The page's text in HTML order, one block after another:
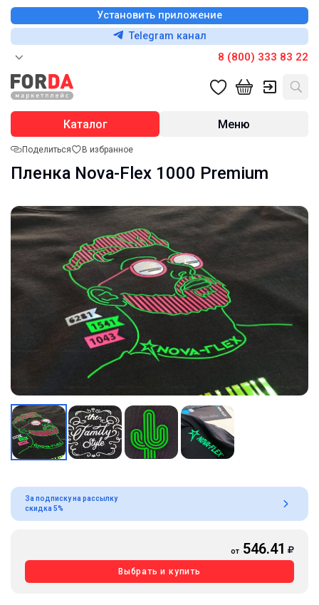
Установить приложение
Telegram канал
8 (800) 333 83 22
Каталог Меню
Поделиться В избранное
Пленка Nova-Flex 1000 Premium
За подписку на рассылку
скидка 5%
от 546.41
Выбрать и купить